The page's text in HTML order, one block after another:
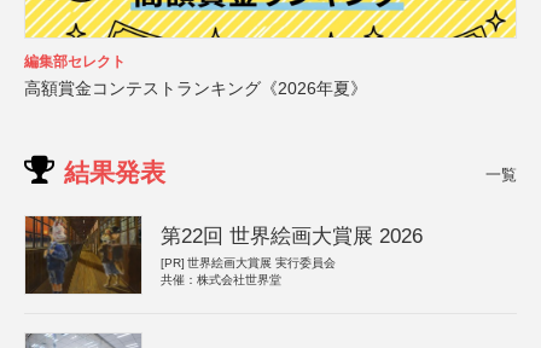
編集部セレクト
高額賞金コンテストランキング《2026年夏》
結果発表 一覧
第22回 世界絵画大賞展 2026
[PR] 世界絵画大賞展 実行委員会
共催：株式会社世界堂